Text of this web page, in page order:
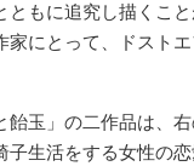
もに追究し描くこ
にとって、ドスト
玉」の二作品は、
生活をする女性の